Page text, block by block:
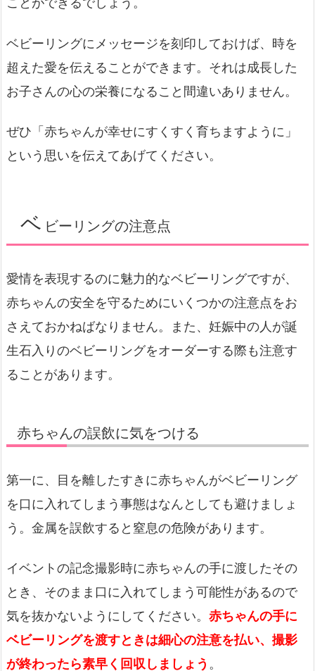
ベビーリングにメッセージを刻印しておけば、時を
超えた愛を伝えることができます。それは成長した
お子さんの心の栄養になること間違いありません。
ぜひ「赤ちゃんが幸せにすくすく育ちますように」
という思いを伝えてあげてください。
ベ ビーリングの注意点
愛情を表現するのに魅力的なベビーリングですが、
赤ちゃんの安全を守るためにいくつかの注意点をお
さえておかねばなりません。また、妊娠中の人が誕
生石入りのベビーリングをオーダーする際も注意す
ることがあります。
赤ちゃんの誤飲に気をつける
第一に、目を離したすきに赤ちゃんがベビーリング
を口に入れてしまう事態はなんとしても避けましょ
う。金属を誤飲すると窒息の危険があります。
イベントの記念撮影時に赤ちゃんの手に渡したその
とき、そのまま口に入れてしまう可能性があるので
気を抜かないようにしてください。 赤ちゃんの手に
ベビーリングを渡すときは細心の注意を払い、撮影
が終わったら素早く回収しましょう 。